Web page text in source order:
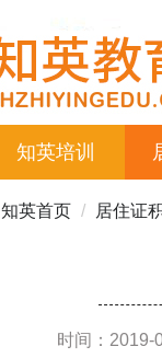
知英培训
知英首页 居住证
时间：2019-